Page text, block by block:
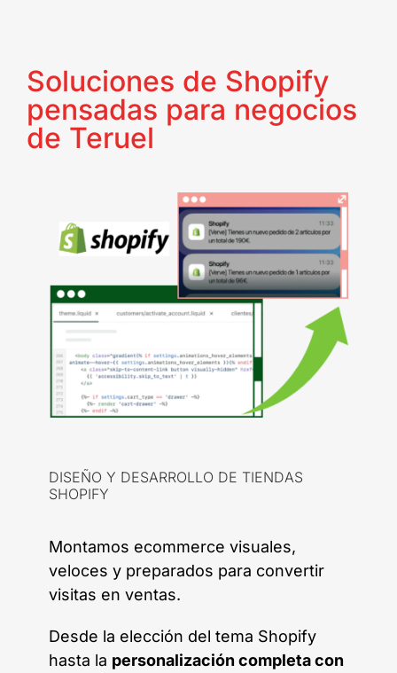
Soluciones de Shopify
pensadas para negocios
de Teruel
DISEÑO Y DESARROLLO DE TIENDAS
SHOPIFY
Montamos ecommerce visuales,
veloces y preparados para convertir
visitas en ventas.
Desde la elección del tema Shopify
hasta la personalización completa con